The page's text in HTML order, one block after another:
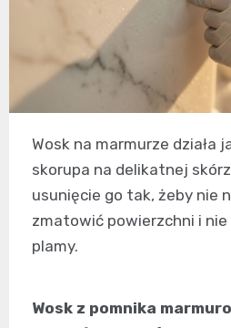
Wosk na marmurze działa
skorupa na delikatnej
usunięcie go tak, żeby nie
zmatowić powierzchni i
plamy.
Wosk z pomnika